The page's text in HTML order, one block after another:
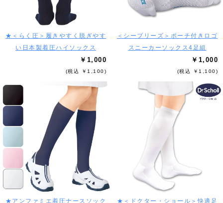
★＜らく圧＞履きやすく脱ぎやす
い日本製着圧ハイソックス
￥1,000
(税込 ￥1,100)
＜シーブリーズ＞ポーチ付きロゴ
スニーカーソックス4足組
￥1,000
(税込 ￥1,100)
★アンファミエ着圧ナースソック
★＜ドクター・ショール＞快適足